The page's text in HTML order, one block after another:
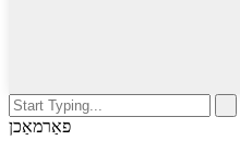
פאַרמאַכן